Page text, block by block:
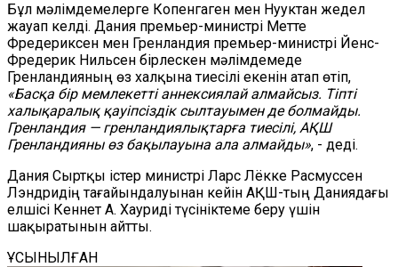
Бұл мәлімдемелерге Копенгаген мен Нууктан жедел
жауап келді. Дания премьер-министрі Метте
Фредериксен мен Гренландия премьер-министрі Йенс-
Фредерик Нильсен бірлескен мәлімдемеде
Гренландияның өз халқына тиесілі екенін атап өтіп,
«Басқа бір мемлекетті аннексиялай алмайсыз. Тіпті
халықаралық қауіпсіздік сылтауымен де болмайды.
Гренландия — гренландиялықтарға тиесілі, АҚШ
Гренландияны өз бақылауына ала алмайды», - деді.
Дания Сыртқы істер министрі Ларс Лёкке Расмуссен
Лэндридің тағайындалуынан кейін АҚШ-тың Даниядағы
елшісі Кеннет А. Хауриді түсініктеме беру үшін
шақыратынын айтты.
ҰСЫНЫЛҒАН